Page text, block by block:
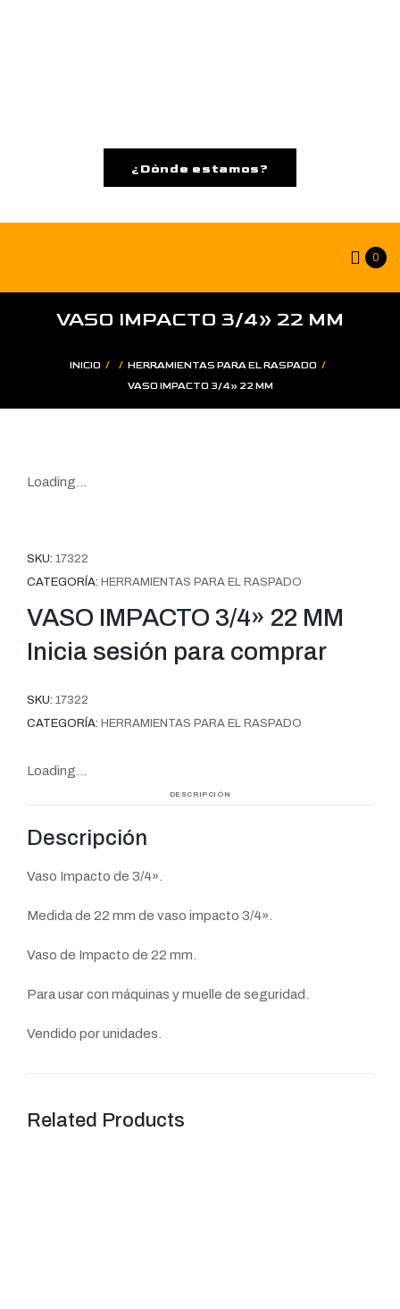
¿Dónde estamos?
0
VASO IMPACTO 3/4» 22 MM
INICIO / / HERRAMIENTAS PARA EL RASPADO /
VASO IMPACTO 3/4» 22 MM
Loading...
SKU: 17322
CATEGORÍA: HERRAMIENTAS PARA EL RASPADO
VASO IMPACTO 3/4» 22 MM
Inicia sesión para comprar
SKU: 17322
CATEGORÍA: HERRAMIENTAS PARA EL RASPADO
Loading...
DESCRIPCIÓN
Descripción
Vaso Impacto de 3/4».
Medida de 22 mm de vaso impacto 3/4».
Vaso de Impacto de 22 mm.
Para usar con máquinas y muelle de seguridad.
Vendido por unidades.
Related Products